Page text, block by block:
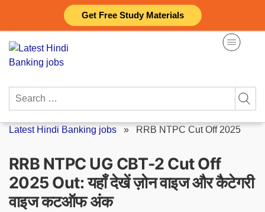
Get Free Study Materials
content
Search
Latest Hindi Banking jobs » RRB NTPC Cut Off 2025
RRB NTPC UG CBT-2 Cut Off
2025 Out: यहाँ देखें ज़ोन वाइज और कैटेगरी
वाइज कटऑफ अंक